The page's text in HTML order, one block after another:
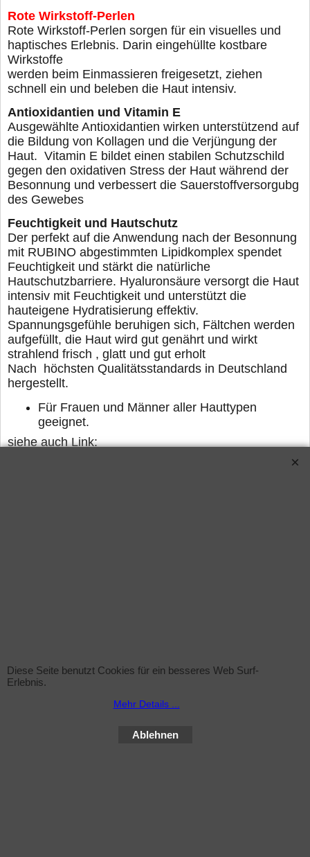
Rote Wirkstoff-Perlen
Rote Wirkstoff-Perlen sorgen für ein visuelles und
haptisches Erlebnis. Darin eingehüllte kostbare
Wirkstoffe
werden beim Einmassieren freigesetzt, ziehen
schnell ein und beleben die Haut intensiv.
Antioxidantien und Vitamin E
Ausgewählte Antioxidantien wirken unterstützend auf
die Bildung von Kollagen und die Verjüngung der
Haut. Vitamin E bildet einen stabilen Schutzschild
gegen den oxidativen Stress der Haut während der
Besonnung und verbessert die Sauerstoffversorgubg
des Gewebes
Feuchtigkeit und Hautschutz
Der perfekt auf die Anwendung nach der Besonnung
mit RUBINO abgestimmten Lipidkomplex spendet
Feuchtigkeit und stärkt die natürliche
Hautschutzbarriere. Hyaluronsäure versorgt die Haut
intensiv mit Feuchtigkeit und unterstützt die
hauteigene Hydratisierung effektiv.
Spannungsgefühle beruhigen sich, Fältchen werden
aufgefüllt, die Haut wird gut genährt und wirkt
strahlend frisch , glatt und gut erholt
Nach höchsten Qualitätsstandards in Deutschland
hergestellt.
Für Frauen und Männer aller Hauttypen
geeignet.
siehe auch Link:
Diese Seite benutzt Cookies für ein besseres Web Surf-
Erlebnis.
Mehr Details ...
Ablehnen